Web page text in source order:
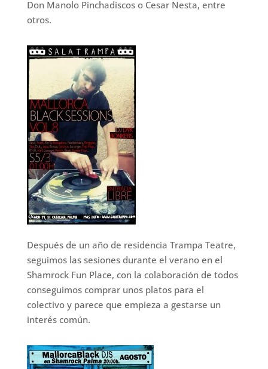
Don Manolo Pinchadiscos o Cesar Nesta, entre
otros.
Después de un año de residencia Trampa Teatre,
seguimos las sesiones durante el verano en el
Shamrock Fun Place, con la colaboración de todos
conseguimos comprar unos platos para el
colectivo y parece que empieza a gestarse un
interés común.